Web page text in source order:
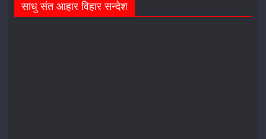
साधु संत आहार विहार सन्देश